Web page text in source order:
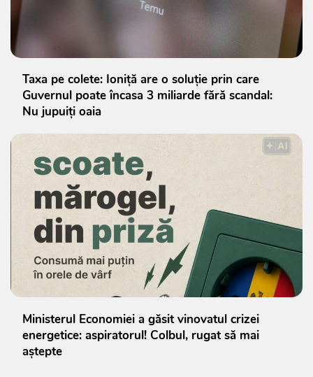
Taxa pe colete: Ioniță are o soluție prin care
Guvernul poate încasa 3 miliarde fără scandal:
Nu jupuiți oaia
Ministerul Economiei a găsit vinovatul crizei
energetice: aspiratorul! Colbul, rugat să mai
aștepte